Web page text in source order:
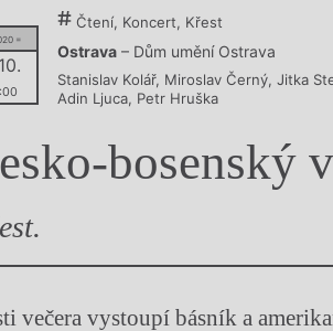
=
Čtení, Koncert, Křest
Ostrava – Dům umění Ostrava
Stanislav Kolář, Miroslav Černý, Jitka
Adin Ljuca, Petr Hruška
bosenský
večera vystoupí básník a